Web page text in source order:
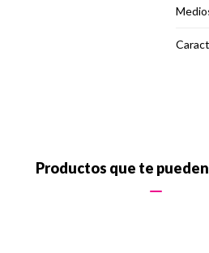
Productos que te